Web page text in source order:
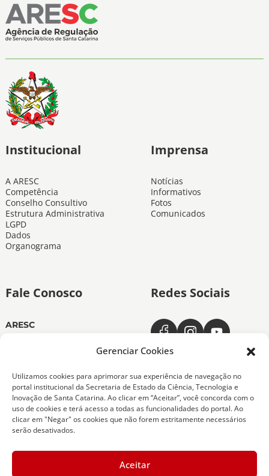
Gerenciar Cookies
Utilizamos cookies para aprimorar sua experiência de navegação no
portal institucional da Secretaria de Estado da Ciência, Tecnologia e
Inovação de Santa Catarina. Ao clicar em “Aceitar”, você concorda com o
uso de cookies e terá acesso a todas as funcionalidades do portal. Ao
clicar em "Negar" os cookies que não forem estritamente necessários
serão desativados.
Aceitar
Institucional
A ARESC
Competência
Conselho Consultivo
Estrutura Administrativa
LGPD
Dados
Organograma
Imprensa
Notícias
Informativos
Fotos
Comunicados
Fale Conosco
ARESC
ARESC Ouvidoria
Dias úteis das 7h às 19h
0800-6432611
(48) 9 9151-0276
Redes Sociais
Copyright 2026 Todos os Direitos Reservados
ARESC - Agência de Regulação de Serviços Públicos